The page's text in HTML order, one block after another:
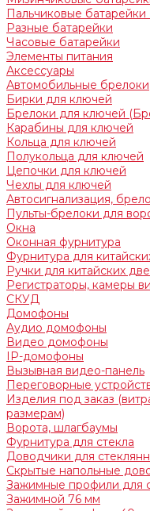
Пальчиковые батарейки
Разные батарейки
Часовые батарейки
Элементы питания
Аксессуары
Автомобильные брелоки
Бирки для ключей
Брелоки для ключей
Карабины для ключей
Кольца для ключей
Полукольца для ключей
Цепочки для ключей
Чехлы для ключей
Автосигнализация,
Пульты-брелоки для
Окна
Оконная фурнитура
Фурнитура для
Ручки для китайских
Регистраторы, камеры
СКУД
Домофоны
Аудио домофоны
Видео домофоны
IP-домофоны
Вызывная видео-панель
Переговорные
Изделия под заказ
размерам)
Ворота, шлагбаумы
Фурнитура для стекла
Доводчики для
Скрытые напольные
Зажимные профили для
Зажимной 76 мм